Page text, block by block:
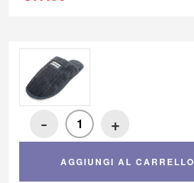
- +
AGGIUNGI AL CARRELLO